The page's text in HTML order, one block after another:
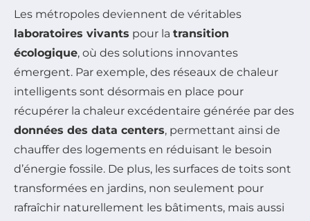
Les métropoles deviennent de véritables
laboratoires vivants pour la transition
écologique, où des solutions innovantes
émergent. Par exemple, des réseaux de chaleur
intelligents sont désormais en place pour
récupérer la chaleur excédentaire générée par des
données des data centers, permettant ainsi de
chauffer des logements en réduisant le besoin
d’énergie fossile. De plus, les surfaces de toits sont
transformées en jardins, non seulement pour
rafraîchir naturellement les bâtiments, mais aussi